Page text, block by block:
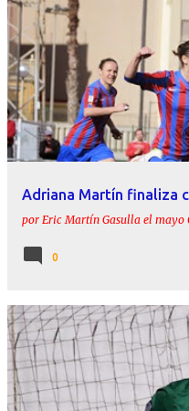
Adriana Martín finaliza
por Eric Martín Gasulla el mayo
0